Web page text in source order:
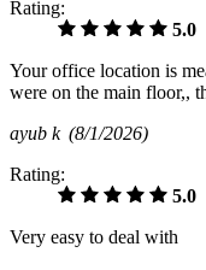
Rating:
5.0
Your office location is
were on the main floor,,
ayub k (8/1/2026)
Rating:
5.0
Very easy to deal with